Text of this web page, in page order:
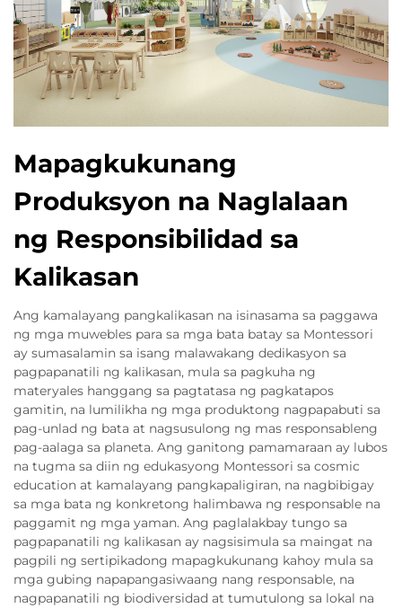
Mapagkukunang
Produksyon na Naglalaan
ng Responsibilidad sa
Kalikasan
Ang kamalayang pangkalikasan na isinasama sa paggawa
ng mga muwebles para sa mga bata batay sa Montessori
ay sumasalamin sa isang malawakang dedikasyon sa
pagpapanatili ng kalikasan, mula sa pagkuha ng
materyales hanggang sa pagtatasa ng pagkatapos
gamitin, na lumilikha ng mga produktong nagpapabuti sa
pag-unlad ng bata at nagsusulong ng mas responsableng
pag-aalaga sa planeta. Ang ganitong pamamaraan ay lubos
na tugma sa diin ng edukasyong Montessori sa cosmic
education at kamalayang pangkapaligiran, na nagbibigay
sa mga bata ng konkretong halimbawa ng responsable na
paggamit ng mga yaman. Ang paglalakbay tungo sa
pagpapanatili ng kalikasan ay nagsisimula sa maingat na
pagpili ng sertipikadong mapagkukunang kahoy mula sa
mga gubing napapangasiwaang nang responsable, na
nagpapanatili ng biodiversidad at tumutulong sa lokal na